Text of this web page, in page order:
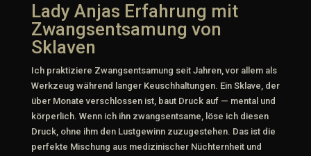
Lady Anjas Erfahrung mit
Zwangsentsamung von
Sklaven
Ich praktiziere Zwangsentsamung seit Jahren, vor allem als
Werkzeug während langer Keuschhaltungen. Ein Sklave, der
über Monate verschlossen ist, baut Druck auf — mental und
körperlich. Wenn ich ihn zwangsentsame, löse ich diesen
Druck, ohne ihm den Lustgewinn zuzugestehen. Das ist die
perfekte Mischung aus medizinischer Nüchternheit und